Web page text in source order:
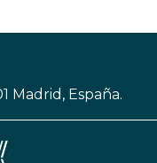
Madrid, España.